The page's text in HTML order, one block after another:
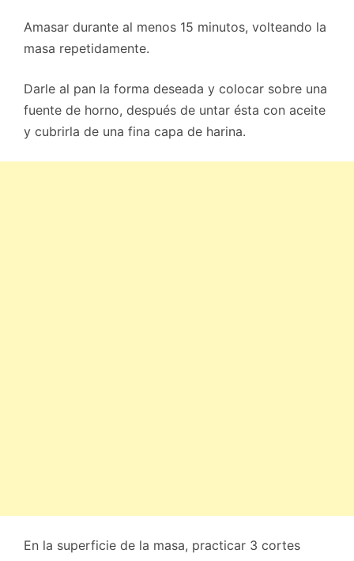
Amasar durante al menos 15 minutos, volteando la
masa repetidamente.
Darle al pan la forma deseada y colocar sobre una
fuente de horno, después de untar ésta con aceite
y cubrirla de una fina capa de harina.
En la superficie de la masa, practicar 3 cortes